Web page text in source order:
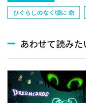
ひぐらしのなく頃に 命
あわせて読みた